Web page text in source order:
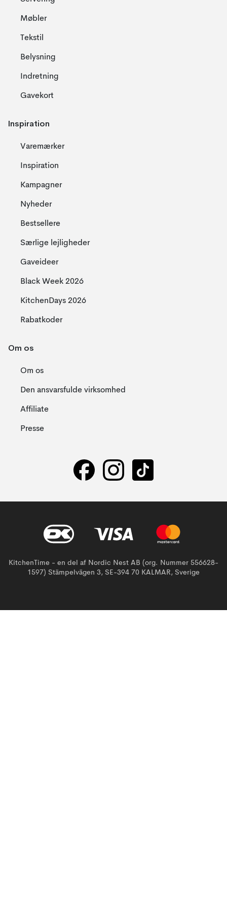
Møbler
Tekstil
Belysning
Indretning
Gavekort
Inspiration
Varemærker
Inspiration
Kampagner
Nyheder
Bestsellere
Særlige lejligheder
Gaveideer
Black Week 2026
KitchenDays 2026
Rabatkoder
Om os
Om os
Den ansvarsfulde virksomhed
Affiliate
Presse
KitchenTime - en del af Nordic Nest AB (org. Nummer 556628-
1597) Stämpelvägen 3, SE-394 70 KALMAR, Sverige